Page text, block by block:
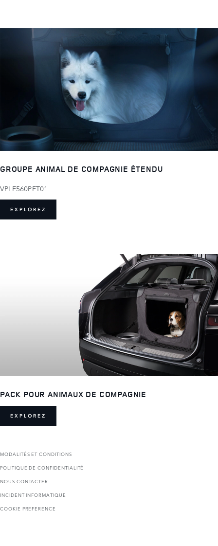
GROUPE ANIMAL DE COMPAGNIE ÉTENDU
VPLE560PET01
EXPLOREZ
PACK POUR ANIMAUX DE COMPAGNIE
EXPLOREZ
MODALITÉS ET CONDITIONS
POLITIQUE DE CONFIDENTIALITÉ
NOUS CONTACTER
INCIDENT INFORMATIQUE
COOKIE PREFERENCE